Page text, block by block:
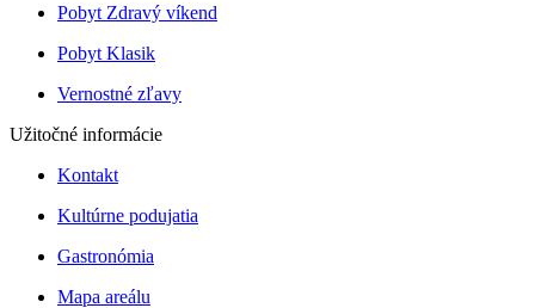
Pobyt Zdravý víkend
Pobyt Klasik
Vernostné zľavy
Užitočné informácie
Kontakt
Kultúrne podujatia
Gastronómia
Mapa areálu